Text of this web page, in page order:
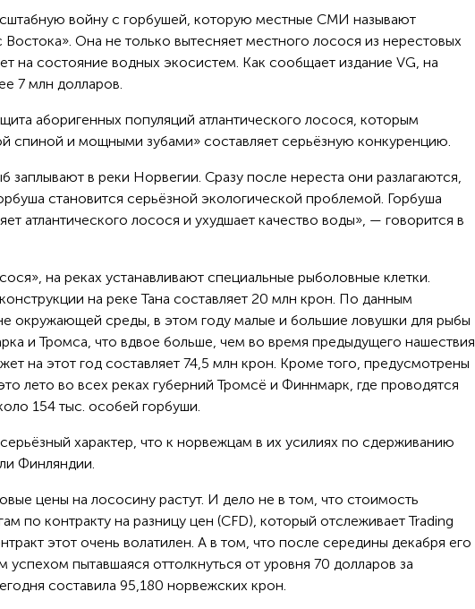
войну с горбушей, которую местные СМИ называют
Востока». Она не только вытесняет местного лосося из нерестовых
на состояние водных экосистем. Как сообщает издание VG, на
7 млн долларов.
аборигенных популяций атлантического лосося, которым
спиной и мощными зубами» составляет серьёзную конкуренцию.
заплывают в реки Норвегии. Сразу после нереста они разлагаются,
становится серьёзной экологической проблемой. Горбуша
атлантического лосося и ухудшает качество воды», — говорится в
на реках устанавливают специальные рыболовные клетки.
на реке Тана составляет 20 млн крон. По данным
окружающей среды, в этом году малые и большие ловушки для рыбы
и Тромса, что вдвое больше, чем во время предыдущего нашествия
на этот год составляет 74,5 млн крон. Кроме того, предусмотрены
лето во всех реках губерний Тромсё и Финнмарк, где проводятся
154 тыс. особей горбуши.
характер, что к норвежцам в их усилиях по сдерживанию
Финляндии.
цены на лососину растут. И дело не в том, что стоимость
по контракту на разницу цен (CFD), который отслеживает Trading
этот очень волатилен. А в том, что после середины декабря его
пытавшаяся оттолкнуться от уровня 70 долларов за
составила 95,180 норвежских крон.